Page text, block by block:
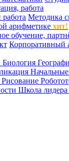
работа
Методика
арифметике хит!
обучение,
Корпоративный
Биология
Рисование
Школа лидера